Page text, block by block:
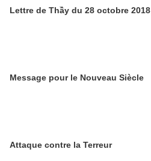
Lettre de Thầy du 28 octobre 2018
Message pour le Nouveau Siècle
Attaque contre la Terreur